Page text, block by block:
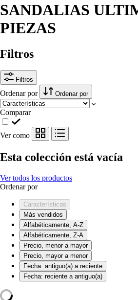
SANDALIAS
PIEZAS
Filtros
Filtros
Ordenar por Ordenar por
Comparar
Ver como
Esta colección está vacía
Ver todos los productos
Ordenar por
Características
Más vendidos
Alfabéticamente, A-Z
Alfabéticamente, Z-A
Precio, menor a mayor
Precio, mayor a menor
Fecha: antiguo(a) a reciente
Fecha: reciente a antiguo(a)